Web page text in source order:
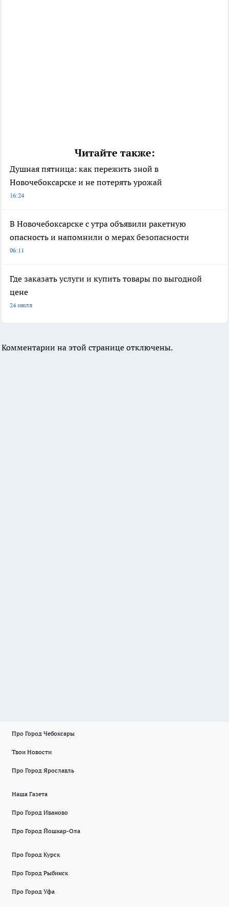
Читайте также:
Душная пятница: как пережить зной в
Новочебоксарске и не потерять урожай
16:24
В Новочебоксарске с утра объявили ракетную
опасность и напомнили о мерах безопасности
06:11
Где заказать услуги и купить товары по выгодной
цене
24 июля
Комментарии на этой странице отключены.
Про Город Чебоксары
Твои Новости
Про Город Ярославль
Наша Газета
Про Город Иваново
Про Город Йошкар-Ола
Про Город Курск
Про Город Рыбинск
Про Город Уфа